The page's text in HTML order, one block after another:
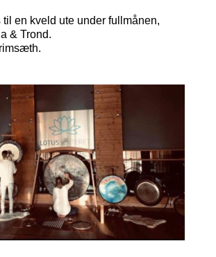
en kveld ute under fullmånen,
& Trond.